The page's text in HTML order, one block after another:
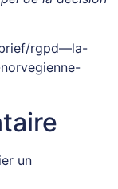
rgpd—la-
un